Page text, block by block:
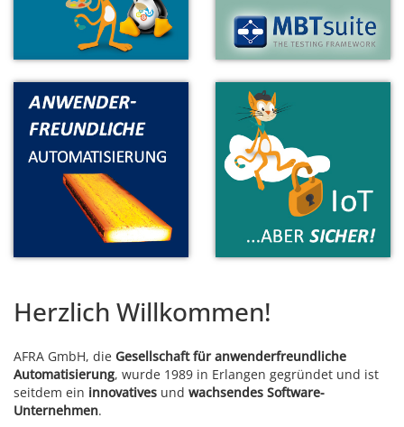
Herzlich Willkommen!
AFRA GmbH, die Gesellschaft für anwenderfreundliche
Automatisierung, wurde 1989 in Erlangen gegründet und ist
seitdem ein innovatives und wachsendes Software-
Unternehmen.